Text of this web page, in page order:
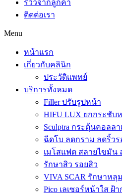
รีวิวจากลูกค้า
ติดต่อเรา
Menu
หน้าแรก
เกี่ยวกับคลินิก
ประวัติแพทย์
บริการทั้งหมด
Filler ปรับรูปหน้า
HIFU LUX ยกกระชับ
Sculptra กระตุ้นคอลล
ฉีดโบ ลดกราม ลดริ้วร
เมโสแฟต สลายไขมัน
รักษาสิว รอยสิว
VIVA SCAR รักษาหลุ
Pico เลเซอร์หน้าใส ฝ้